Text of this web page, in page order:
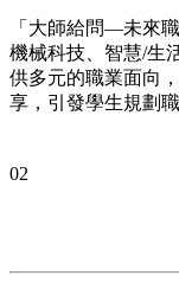
「大師給問—未來
機械科技、智慧/生
供多元的職業面向
享，引發學生規劃
02